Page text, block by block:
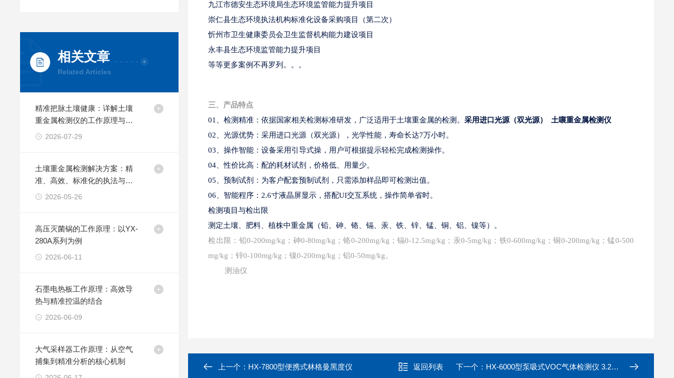
相关文章
Related Articles
精准把脉土壤健康：详解土壤
重金属检测仪的工作原理与现
场快检技术
2026-07-29
土壤重金属检测解决方案：精
准、高效、标准化的执法与监
测新利器
2026-05-26
高压灭菌锅的工作原理：以YX-
280A系列为例
2026-06-11
石墨电热板工作原理：高效导
热与精准控温的结合
2026-06-09
大气采样器工作原理：从空气
捕集到精准分析的核心机制
九江市德安生态环境局生态环境监管能力提升项目
崇仁县生态环境执法机构标准化设备采购项目（第二次）
忻州市卫生健康委员会卫生监督机构能力建设项目
永丰县生态环境监管能力提升项目
等等更多案例不再罗列。。。
三、产品特点
01、检测精准：依据国家相关检测标准研发，广泛适用于土壤重金属的检测。采用进口光源（双光源） 土嚷重金属检测仪
02、光源优势：采用进口光源（双光源），光学性能，寿命长达7万小时。
03、操作智能：设备采用引导式操，用户可根据提示轻松完成检测操作。
04、性价比高：配的耗材试剂，价格低、用量少。
05、预制试剂：为客户配套预制试剂，只需添加样品即可检测出值。
06、智能程序：2.6寸液晶屏显示，搭配UI交互系统，操作简单省时。
检测项目与检出限
测定土壤、肥料、植株中重金属（铅、砷、铬、镉、汞、铁、锌、锰、铜、铝、镍等）。
检出限：铅0-200mg/kg；砷0-80mg/kg；铬0-200mg/kg；镉0-12.5mg/kg；汞0-5mg/kg；铁0-600mg/kg；铜0-200mg/kg；锰0-500
mg/kg；锌0-100mg/kg；镍0-200mg/kg；铝0-50mg/kg。
测油仪
上一个： HX-7800型便携式林格曼黑度仪 返回列表 下一个： HX-6000型泵吸式VOC气体检测仪 3.2寸TFT高清大彩屏